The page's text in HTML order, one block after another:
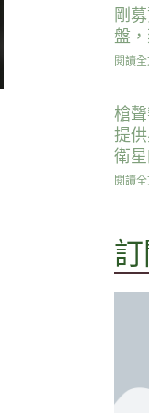
剛
盤
閱讀
槍
提
衛
閱讀